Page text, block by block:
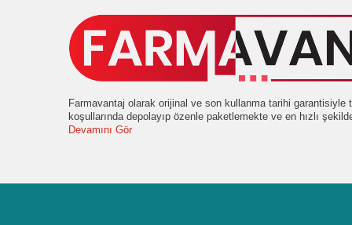
Farmavantaj olarak orijinal ve son kullanma tarihi garantisiyle
koşullarında depolayıp özenle paketlemekte ve en hızlı
Devamını Gör